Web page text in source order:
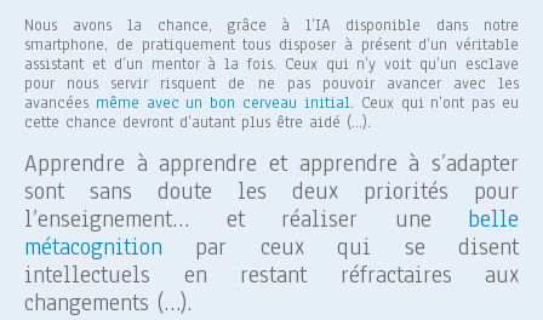
Nous avons la chance, grâce à l’IA disponible dans notre
smartphone, de pratiquement tous disposer à présent d’un véritable
assistant et d’un mentor à la fois. Ceux qui n’y voit qu’un esclave
pour nous servir risquent de ne pas pouvoir avancer avec les
avancées même avec un bon cerveau initial. Ceux qui n’ont pas eu
cette chance devront d’autant plus être aidé (…).
Apprendre à apprendre et apprendre à s’adapter
sont sans doute les deux priorités pour
l’enseignement… et réaliser une belle
métacognition par ceux qui se disent
intellectuels en restant réfractaires aux
changements (…).